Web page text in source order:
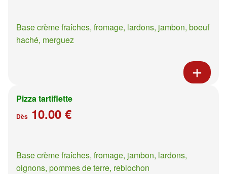
Base crème fraîches, fromage, lardons, jambon, boeuf
haché, merguez
Pizza tartiflette
Dès 10.00 €
Base crème fraîches, fromage, jambon, lardons,
oignons, pommes de terre, reblochon